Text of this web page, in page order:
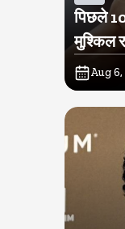
पिछले
मुश्किल
परेशानी
Aug 6,